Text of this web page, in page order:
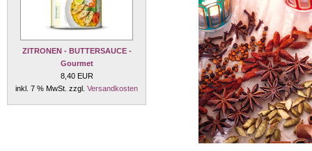
ZITRONEN - BUTTERSAUCE -
Gourmet
8,40 EUR
inkl. 7 % MwSt. zzgl. Versandkosten